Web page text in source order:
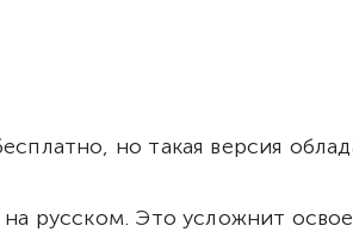
но такая версия
на русском. Это усложнит